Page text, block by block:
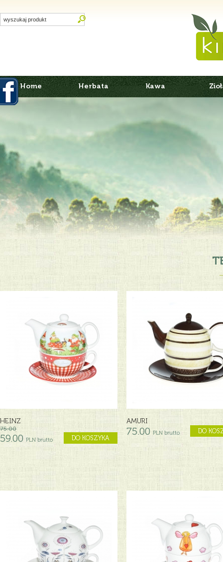
Home Herbata Kawa
HEINZ
75.00
59.00 PLN brutto DO KOSZYKA
AMURI
75.00PLN brutto DO